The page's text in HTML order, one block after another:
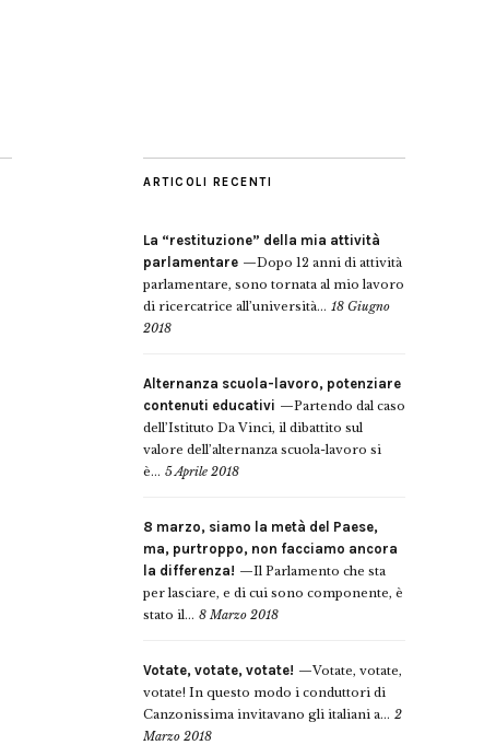
ARTICOLI RECENTI
La “restituzione” della mia attività
parlamentare
Dopo 12 anni di attività
parlamentare, sono tornata al mio lavoro
di ricercatrice all’università... 18 Giugno
2018
Alternanza scuola-lavoro, potenziare
contenuti educativi
Partendo dal caso
dell’Istituto Da Vinci, il dibattito sul
valore dell’alternanza scuola-lavoro si
è... 5 Aprile 2018
8 marzo, siamo la metà del Paese,
ma, purtroppo, non facciamo ancora
la differenza!
Il Parlamento che sta
per lasciare, e di cui sono componente, è
stato il... 8 Marzo 2018
Votate, votate, votate!
Votate, votate,
votate! In questo modo i conduttori di
Canzonissima invitavano gli italiani a... 2
Marzo 2018